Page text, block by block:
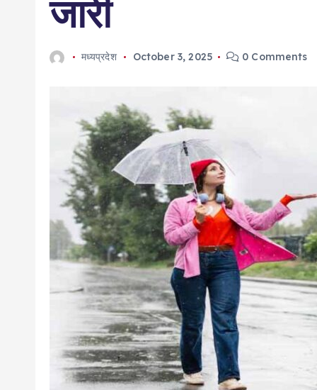
जारी
मध्यप्रदेश October 3, 2025 0 Comments